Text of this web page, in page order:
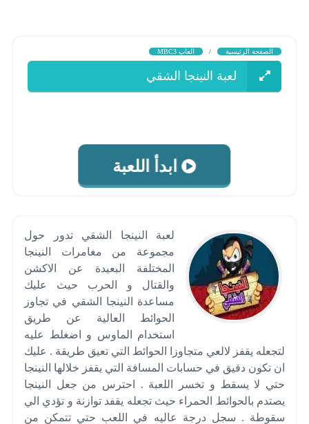
الصفحة الرئيسية / العاب MBC3
لعبة النينجا الشقي
ابدأ اللعبة
لعبة النينجا الشقي تدور حول
مجموعة من مغامرات النينجا
المختلفة البعيدة عن الاكشن
والقتال و الحرب حيث عليك
مساعدة النينجا الشقي في تجاوز
الحوائط العالية عن طريق
استخدام الماوس و اضغلط عليه
لتجعله يقفز لالعي متجاوزا الحوائط التي تعيق طريقة . عليك
ان تكون دقيق في حسابات المسافة التي يقفز خلالها النينجا
حتي لا يسقط و تخسر اللعبة . احترس من جعل النينجا
يصتدم بالحوائط الحمراء حيث تجعله يقفد توازنة و تؤدي الي
سقوطة . سجل درجة عاليه في اللعب حتي تتمكن من